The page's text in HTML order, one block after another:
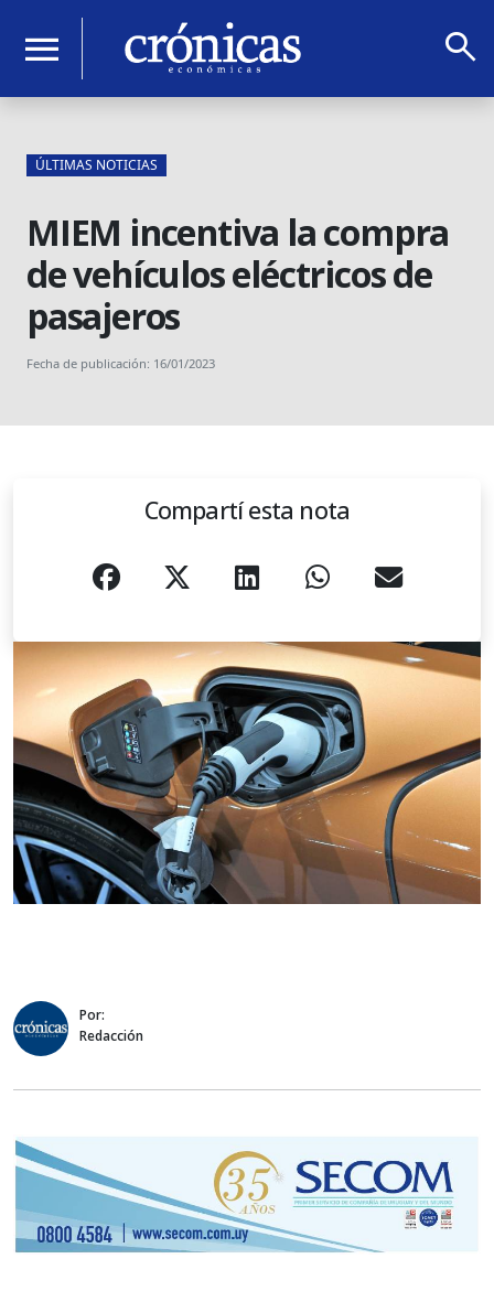
menu search
ÚLTIMAS NOTICIAS
MIEM incentiva la compra
de vehículos eléctricos de
pasajeros
Fecha de publicación: 16/01/2023
Compartí esta nota
Por:
Redacción